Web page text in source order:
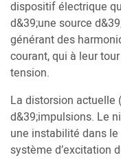
dispositif électrique
d&39;une source
générant des
courant, qui à leur
tension.
La distorsion actuelle
d&39;impulsions. Le
une instabilité dans
système d’excitation